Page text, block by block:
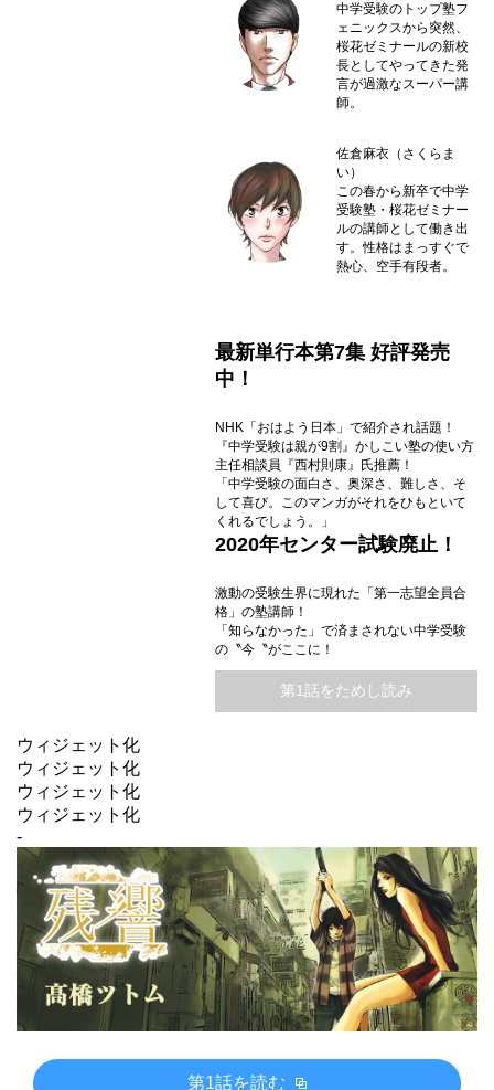
中学受験のトップ塾フ
ェニックスから突然、
桜花ゼミナールの新校
長としてやってきた発
言が過激なスーパー講
師。
佐倉麻衣（さくらま
い）
この春から新卒で中学
受験塾・桜花ゼミナー
ルの講師として働き出
す。性格はまっすぐで
熱心、空手有段者。
最新単行本第7集 好評発売
中！
NHK「おはよう日本」で紹介され話題！
『中学受験は親が9割』かしこい塾の使い方
主任相談員『西村則康』氏推薦！
「中学受験の面白さ、奥深さ、難しさ、そ
して喜び。このマンガがそれをひもといて
くれるでしょう。」
2020年センター試験廃止！
激動の受験生界に現れた「第一志望全員合
格」の塾講師！
「知らなかった」で済まされない中学受験
の〝今〝がここに！
第1話をためし読み
ウィジェット化
ウィジェット化
ウィジェット化
ウィジェット化
-
第1話を読む